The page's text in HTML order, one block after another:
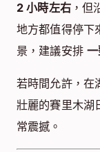
2 小時左右，但
地方都值得停下
景，建議安排
若時間允許，在
壯麗的賽里木湖
常震撼。